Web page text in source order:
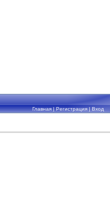
Главная|Регистрация|Вход